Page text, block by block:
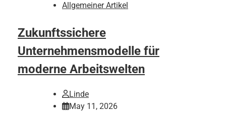
Allgemeiner Artikel
Zukunftssichere
Unternehmensmodelle für
moderne Arbeitswelten
Linde
May 11, 2026